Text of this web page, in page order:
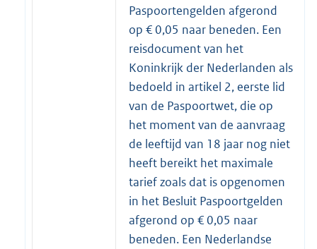
Paspoortengelden afgerond
op € 0,05 naar beneden. Een
reisdocument van het
Koninkrijk der Nederlanden als
bedoeld in artikel 2, eerste lid
van de Paspoortwet, die op
het moment van de aanvraag
de leeftijd van 18 jaar nog niet
heeft bereikt het maximale
tarief zoals dat is opgenomen
in het Besluit Paspoortgelden
afgerond op € 0,05 naar
beneden. Een Nederlandse